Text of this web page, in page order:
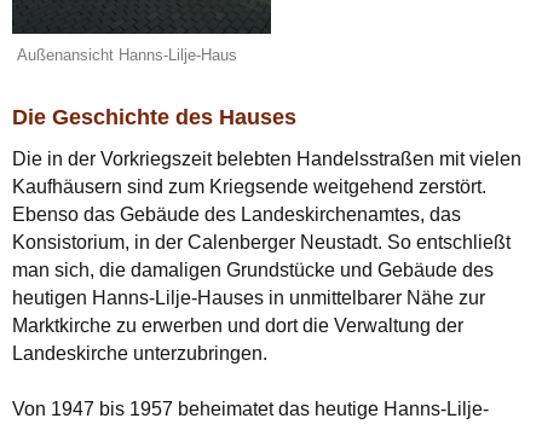
Außenansicht Hanns-Lilje-Haus
Die Geschichte des Hauses
Die in der Vorkriegszeit belebten Handelsstraßen mit vielen
Kaufhäusern sind zum Kriegsende weitgehend zerstört.
Ebenso das Gebäude des Landeskirchenamtes, das
Konsistorium, in der Calenberger Neustadt. So entschließt
man sich, die damaligen Grundstücke und Gebäude des
heutigen Hanns-Lilje-Hauses in unmittelbarer Nähe zur
Marktkirche zu erwerben und dort die Verwaltung der
Landeskirche unterzubringen.
Von 1947 bis 1957 beheimatet das heutige Hanns-Lilje-